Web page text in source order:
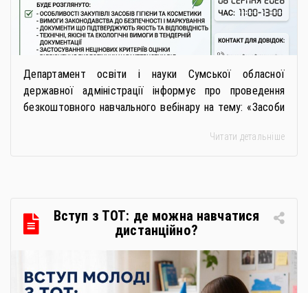
Департамент освіти і науки Сумської обласної
державної адміністрації інформує про проведення
безкоштовного навчального вебінару на тему: «Засоби
закупівлях: як сформувати вимоги та обрати безпечну і
Читати детальніше
Вступ з ТОТ: де можна навчатися
дистанційно?